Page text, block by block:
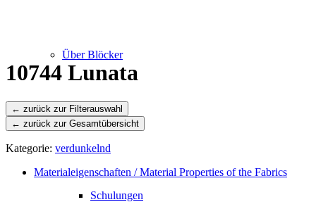
Über Blöcker
Leistungen
Schulungen
10744 Lunata
← zurück zur Gesamtübersicht
Kategorie: verdunkelnd
Materialeigenschaften / Material Properties of the Fabrics